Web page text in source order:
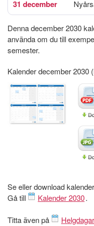
31 december
Denna december 2030
använda om du till
semester.
Kalender december 2030
Se eller download
Gå till
Kalender 2030.
Titta även på